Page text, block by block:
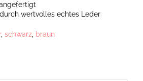
wertvolles echtes Leder
, schwarz braun